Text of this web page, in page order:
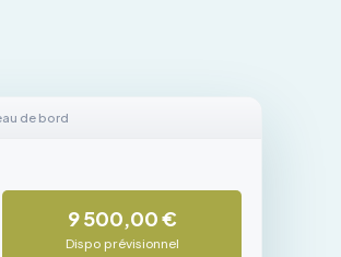
de bord
9 500,00 €
Dispo prévisionnel